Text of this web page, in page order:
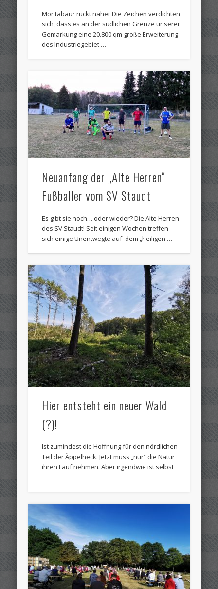
Montabaur rückt näher Die Zeichen verdichten
sich, dass es an der südlichen Grenze unserer
Gemarkung eine 20.800 qm große Erweiterung
des Industriegebiet …
Neuanfang der „Alte Herren“
Fußballer vom SV Staudt
Es gibt sie noch… oder wieder? Die Alte Herren
des SV Staudt! Seit einigen Wochen treffen
sich einige Unentwegte auf dem „heiligen …
Hier entsteht ein neuer Wald
(?)!
Ist zumindest die Hoffnung für den nördlichen
Teil der Äppelheck. Jetzt muss „nur“ die Natur
ihren Lauf nehmen. Aber irgendwie ist selbst
…